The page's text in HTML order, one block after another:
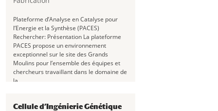
Plateforme d’Analyse en Catalyse pour
l’Energie et la Synthèse (PACES)
Rechercher: Présentation La plateforme
PACES propose un environnement
exceptionnel sur le site des Grands
Moulins pour l’ensemble des équipes et
chercheurs travaillant dans le domaine de
la...
Cellule d’Ingénierie Génétique